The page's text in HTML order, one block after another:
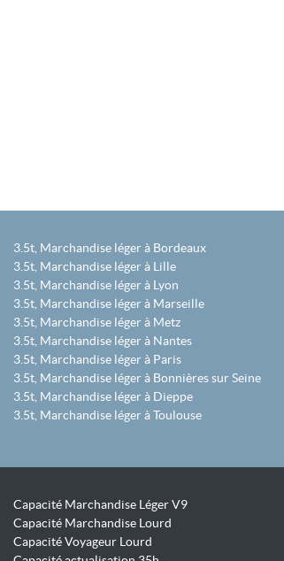
3.5t, Marchandise léger à Bordeaux
3.5t, Marchandise léger à Lille
3.5t, Marchandise léger à Lyon
3.5t, Marchandise léger à Marseille
3.5t, Marchandise léger à Metz
3.5t, Marchandise léger à Nantes
3.5t, Marchandise léger à Paris
3.5t, Marchandise léger à Bonnières sur Seine
3.5t, Marchandise léger à Dieppe
3.5t, Marchandise léger à Toulouse
Capacité Marchandise Léger V9
Capacité Marchandise Lourd
Capacité Voyageur Lourd